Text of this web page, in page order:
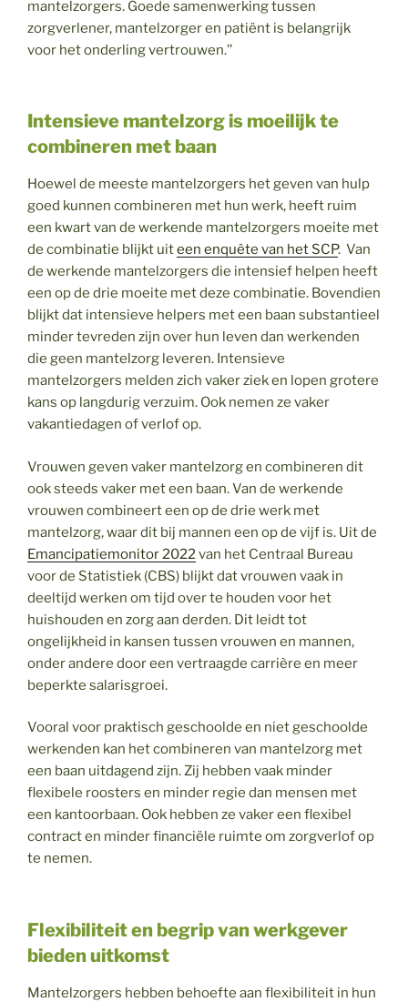
mantelzorgers. Goede samenwerking tussen
zorgverlener, mantelzorger en patiënt is belangrijk
voor het onderling vertrouwen.’’
Intensieve mantelzorg is moeilijk te
combineren met baan
Hoewel de meeste mantelzorgers het geven van hulp
goed kunnen combineren met hun werk, heeft ruim
een kwart van de werkende mantelzorgers moeite met
de combinatie blijkt uiteen enquête van het SCP. Van
de werkende mantelzorgers die intensief helpen heeft
een op de drie moeite met deze combinatie. Bovendien
blijkt dat intensieve helpers met een baan substantieel
minder tevreden zijn over hun leven dan werkenden
die geen mantelzorg leveren. Intensieve
mantelzorgers melden zich vaker ziek en lopen grotere
kans op langdurig verzuim. Ook nemen ze vaker
vakantiedagen of verlof op.
Vrouwen geven vaker mantelzorg en combineren dit
ook steeds vaker met een baan. Van de werkende
vrouwen combineert een op de drie werk met
mantelzorg, waar dit bij mannen een op de vijf is. Uit de
Emancipatiemonitor 2022van het Centraal Bureau
voor de Statistiek (CBS) blijkt dat vrouwen vaak in
deeltijd werken om tijd over te houden voor het
huishouden en zorg aan derden. Dit leidt tot
ongelijkheid in kansen tussen vrouwen en mannen,
onder andere door een vertraagde carrière en meer
beperkte salarisgroei.
Vooral voor praktisch geschoolde en niet geschoolde
werkenden kan het combineren van mantelzorg met
een baan uitdagend zijn. Zij hebben vaak minder
flexibele roosters en minder regie dan mensen met
een kantoorbaan. Ook hebben ze vaker een flexibel
contract en minder financiële ruimte om zorgverlof op
te nemen.
Flexibiliteit en begrip van werkgever
bieden uitkomst
Mantelzorgers hebben behoefte aan flexibiliteit in hun